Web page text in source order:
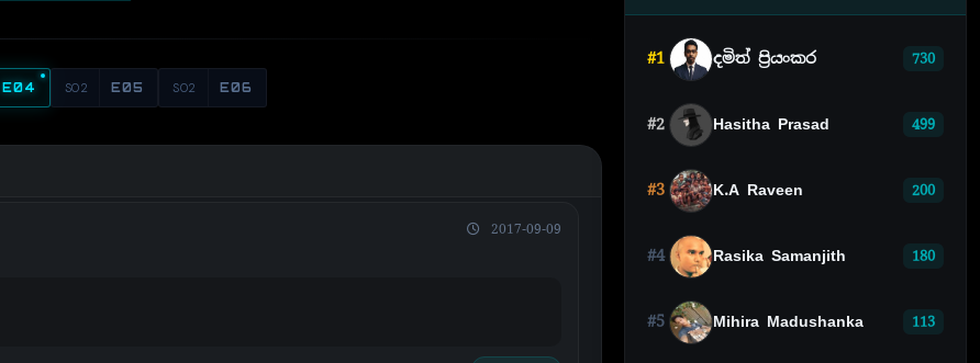
E04 S02 E05 S02 E06
2017-09-09
#1 දමිත් ප්‍රියංකර 730
#2 Hasitha Prasad 499
#3 K.A Raveen 200
#4 Rasika Samanjith 180
#5 Mihira Madushanka 113